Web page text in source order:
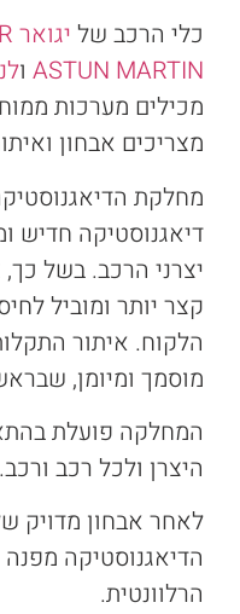
כלי הרכב של יגואר
ASTUN MARTIN ו
מכילים מערכות
מצריכים אבחון
מחלקת
דיאגנוסטיקה חדיש
יצרני הרכב. בשל
קצר יותר ומוביל
הלקוח. איתור
מוסמך ומיומן,
המחלקה פועלת
היצרן ולכל רכב ורכב.
לאחר אבחון מדויק
הדיאגנוסטיקה
הרלוונטית.